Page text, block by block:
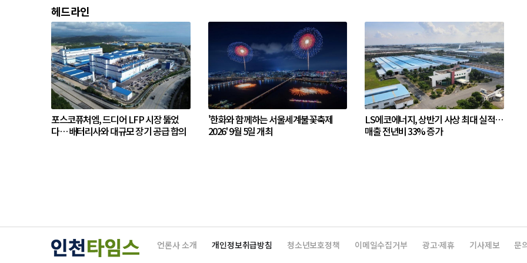
헤드라인
포스코퓨처엠, 드디어 LFP 시장 뚫었
다… 배터리사와 대규모 장기 공급 합의
'한화와 함께하는 서울세계불꽃축제
2026' 9월 5일 개최
LS에코에너지, 상반기 사상 최대 실적…
매출 전년비 33% 증가
언론사 소개 개인정보취급방침 청소년보호정책 이메일수집거부 광고·제휴 기사제보 문